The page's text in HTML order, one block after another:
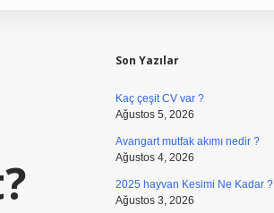
Son Yazılar
Kaç çeşit CV var ?
Ağustos 5, 2026
Avangart mutfak akımı nedir ?
Ağustos 4, 2026
2025 hayvan Kesimi Ne Kadar ?
Ağustos 3, 2026